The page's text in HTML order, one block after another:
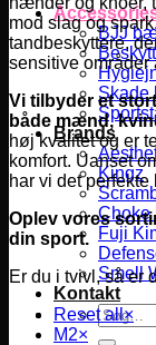
BJJ
Skade
Brands
Kingz
Choke
Fuji
Smell
Kontakt
Søg
efter:
mod slag og
tandbeskyttere,
sensitive områder
Vi tilbyder et
både mænd,
høj kvalitet og er
komfort. Uanset
har vi det
Oplev vores
din sport.
Er du i tvivl, så er
Reset all×
M2×